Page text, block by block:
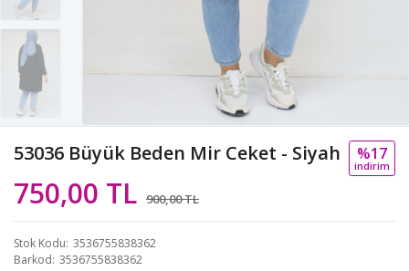
53036 Büyük Beden Mir Ceket - Siyah
750,00 TL 900,00 TL
%17
i̇ndi̇ri̇m
Stok Kodu 3536755838362
Barkod 3536755838362